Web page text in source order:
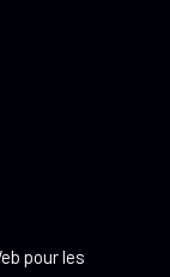
pour les